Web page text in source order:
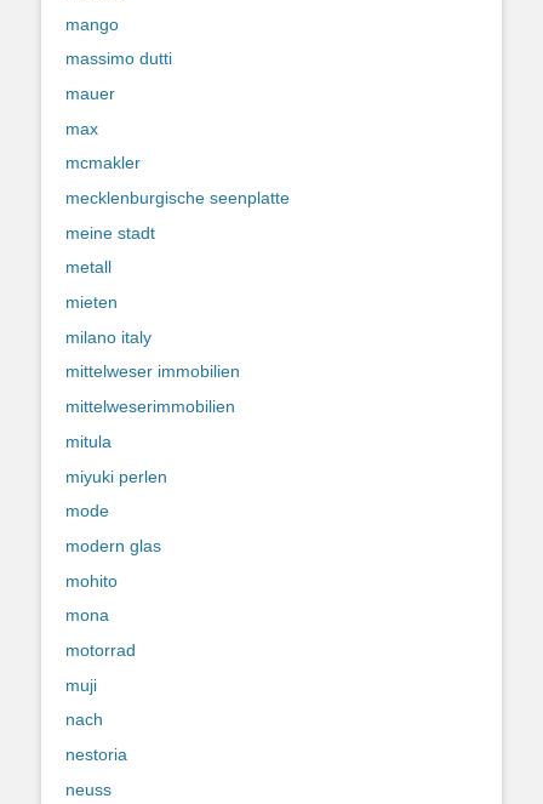
mango
massimo dutti
mauer
max
mcmakler
mecklenburgische seenplatte
meine stadt
metall
mieten
milano italy
mittelweser immobilien
mittelweserimmobilien
mitula
miyuki perlen
mode
modern glas
mohito
mona
motorrad
muji
nach
nestoria
neuss